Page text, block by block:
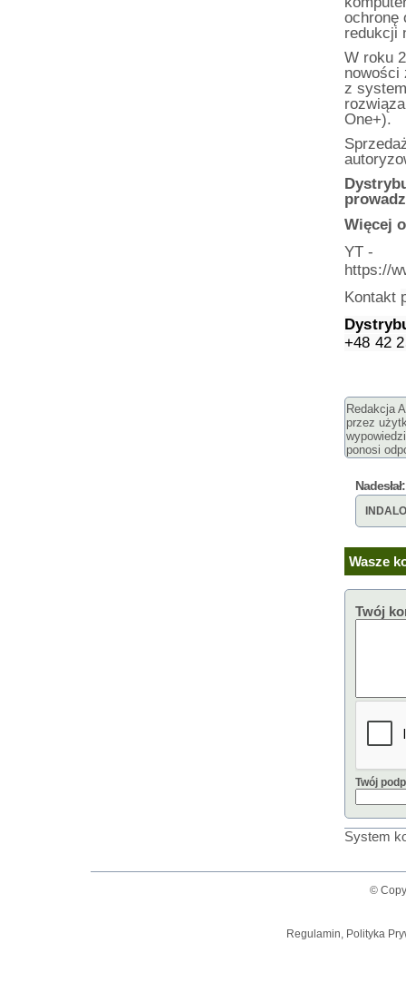
ochronę
redukcji
W roku
nowości
z
One+).
Więcej
YT -
https://
Kontakt
+48 42
Redakcja
przez
ponosi
Nadesłał:
INDALO
Wasze
Twój
Twój
System
©
Regulamin, Polityka